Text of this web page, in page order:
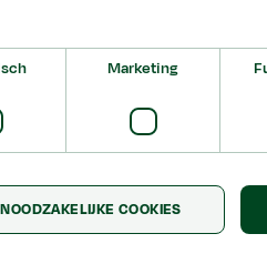
Marketing
COOKIES